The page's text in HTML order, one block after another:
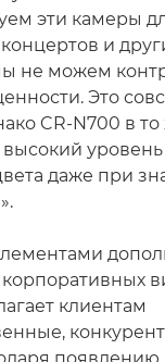
эти камеры
и
не можем
Это
CR-N700 в
уровень
даже при
корпоративных
клиентам